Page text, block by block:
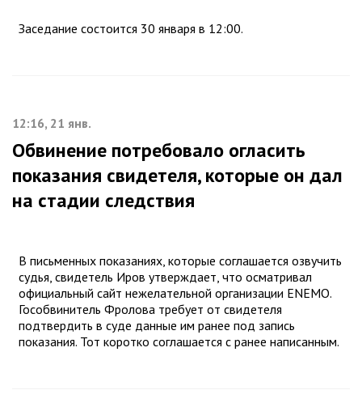
Заседание состоится 30 января в 12:00.
12:16, 21 янв.
Обвинение потребовало огласить
показания свидетеля, которые он дал
на стадии следствия
В письменных показаниях, которые соглашается озвучить
судья, свидетель Иров утверждает, что осматривал
официальный сайт нежелательной организации ENEMO.
Гособвинитель Фролова требует от свидетеля
подтвердить в суде данные им ранее под запись
показания. Тот коротко соглашается с ранее написанным.